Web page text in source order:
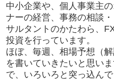
中小企業や、個人事業主
ナーの経営、事務の相談
サルタントのかたわら、
投資を行っています。
ほぼ、毎週、相場予想（解
を書いていきたいと思い
で、いろいろと突っ込んで